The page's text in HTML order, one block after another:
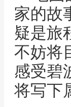
家的故
疑是旅
不妨将
感受碧
将写下